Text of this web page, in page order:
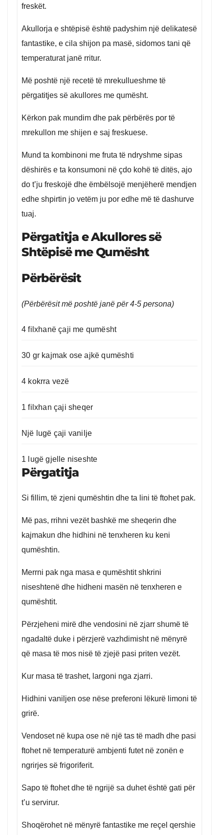
freskët.
Akullorja e shtëpisë është padyshim një delikatesë
fantastike, e cila shijon pa masë, sidomos tani që
temperaturat janë rritur.
Më poshtë një recetë të mrekullueshme të
përgatitjes së akullores me qumësht.
Kërkon pak mundim dhe pak përbërës por të
mrekullon me shijen e saj freskuese.
Mund ta kombinoni me fruta të ndryshme sipas
dëshirës e ta konsumoni në çdo kohë të ditës, ajo
do t’ju freskojë dhe ëmbëlsojë menjëherë mendjen
edhe shpirtin jo vetëm ju por edhe më të dashurve
tuaj.
Përgatitja e Akullores së
Shtëpisë me Qumësht
Përbërësit
(Përbërësit më poshtë janë për 4-5 persona)
4 filxhanë çaji me qumësht
30 gr kajmak ose ajkë qumështi
4 kokrra vezë
1 filxhan çaji sheqer
Një lugë çaji vanilje
1 lugë gjelle niseshte
Përgatitja
Si fillim, të zjeni qumështin dhe ta lini të ftohet pak.
Më pas, rrihni vezët bashkë me sheqerin dhe
kajmakun dhe hidhini në tenxheren ku keni
qumështin.
Merrni pak nga masa e qumështit shkrini
niseshtenë dhe hidheni masën në tenxheren e
qumështit.
Përzjeheni mirë dhe vendosini në zjarr shumë të
ngadaltë duke i përzjerë vazhdimisht në mënyrë
që masa të mos nisë të zjejë pasi priten vezët.
Kur masa të trashet, largoni nga zjarri.
Hidhini vaniljen ose nëse preferoni lëkurë limoni të
grirë.
Vendoset në kupa ose në një tas të madh dhe pasi
ftohet në temperaturë ambjenti futet në zonën e
ngrirjes së frigoriferit.
Sapo të ftohet dhe të ngrijë sa duhet është gati për
t’u servirur.
Shoqërohet në mënyrë fantastike me reçel qershie